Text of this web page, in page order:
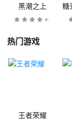
黑潮之上
热门游戏
王者荣耀